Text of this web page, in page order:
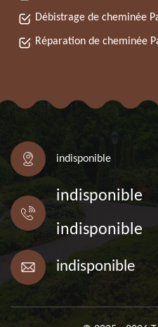
Débistrage de cheminée
Réparation de cheminée
indisponible
indisponible
indisponible
indisponible